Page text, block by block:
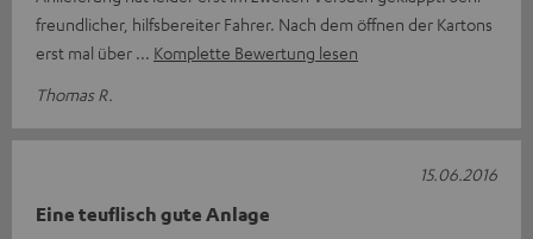
freundlicher, hilfsbereiter Fahrer. Nach dem öffnen der Kartons
erst mal über
Komplette Bewertung lesen
Thomas R.
Eine teuflisch gute Anlage
15.06.2016